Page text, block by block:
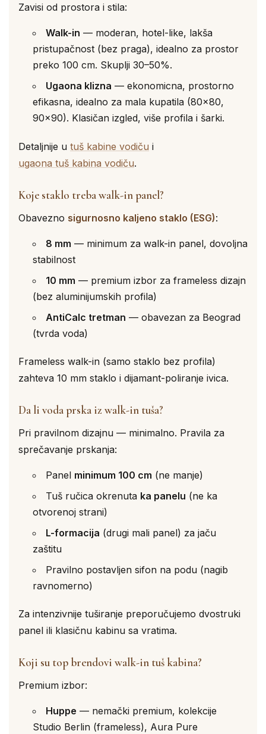
Zavisi od prostora i stila:
Walk-in — moderan, hotel-like, lakša
pristupačnost (bez praga), idealno za prostor
preko 100 cm. Skuplji 30–50%.
Ugaona klizna — ekonomicna, prostorno
efikasna, idealno za mala kupatila (80×80,
90×90). Klasičan izgled, više profila i šarki.
Detaljnije u tuš kabine vodiču i
ugaona tuš kabina vodiču.
Koje staklo treba walk-in panel?
Obavezno sigurnosno kaljeno staklo (ESG):
8 mm — minimum za walk-in panel, dovoljna
stabilnost
10 mm — premium izbor za frameless dizajn
(bez aluminijumskih profila)
AntiCalc tretman — obavezan za Beograd
(tvrda voda)
Frameless walk-in (samo staklo bez profila)
zahteva 10 mm staklo i dijamant-poliranje ivica.
Da li voda prska iz walk-in tuša?
Pri pravilnom dizajnu — minimalno. Pravila za
sprečavanje prskanja:
Panel minimum 100 cm (ne manje)
Tuš ručica okrenuta ka panelu (ne ka
otvorenoj strani)
L-formacija (drugi mali panel) za jaču
zaštitu
Pravilno postavljen sifon na podu (nagib
ravnomerno)
Za intenzivnije tuširanje preporučujemo dvostruki
panel ili klasičnu kabinu sa vratima.
Koji su top brendovi walk-in tuš kabina?
Premium izbor:
Huppe — nemački premium, kolekcije
Studio Berlin (frameless), Aura Pure